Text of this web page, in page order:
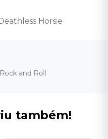
Horsie
Rock and Roll
também!